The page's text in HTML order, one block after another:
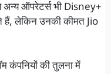
ऑपरेटर्स भी Disney+
हैं, लेकिन उनकी कीमत Jio
कंपनियों की तुलना में